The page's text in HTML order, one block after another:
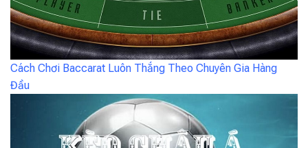
Cách Chơi Baccarat Luôn Thắng Theo Chuyên Gia Hàng
Đầu